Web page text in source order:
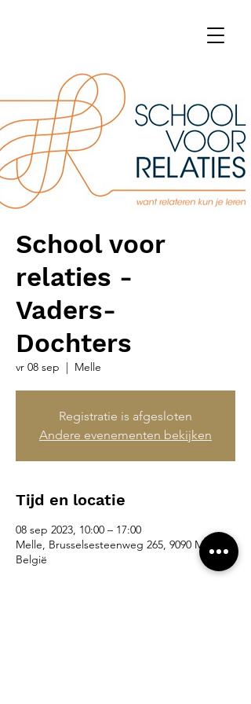
School voor
relaties -
Vaders-
Dochters
vr 08 sep
  |
Melle
Registratie is afgesloten
Andere evenementen bekijken
Tijd en locatie
08 sep 2023, 10:00 – 17:00
Melle, Brusselsesteenweg 265, 9090 Melle,
België